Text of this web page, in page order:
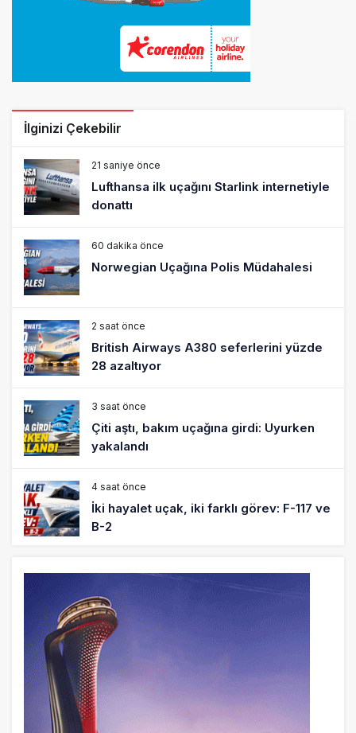
İlginizi Çekebilir
21 saniye önce
Lufthansa ilk uçağını Starlink internetiyle
donattı
60 dakika önce
Norwegian Uçağına Polis Müdahalesi
2 saat önce
British Airways A380 seferlerini yüzde
28 azaltıyor
3 saat önce
Çiti aştı, bakım uçağına girdi: Uyurken
yakalandı
4 saat önce
İki hayalet uçak, iki farklı görev: F-117 ve
B-2
THY ve Pegasus Dünyanın En Değerli
Havayolları Arasında
6 saat önce
Fly Baghdad ABD yaptırım listesinden
çıkarıldı
7 saat önce